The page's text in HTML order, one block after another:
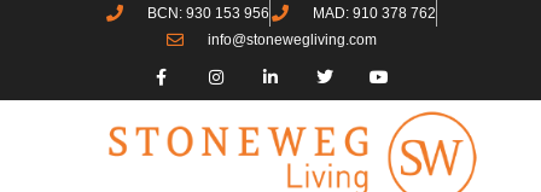
BCN: 930 153 956
MAD: 910 378 762
info@stonewegliving.com